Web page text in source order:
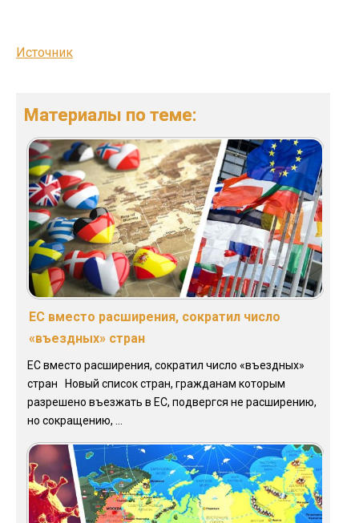
Источник
Материалы по теме:
ЕС вместо расширения, сократил число
«въездных» стран
ЕС вместо расширения, сократил число «въездных»
стран Новый список стран, гражданам которым
разрешено въезжать в ЕС, подвергся не расширению,
но сокращению, ...